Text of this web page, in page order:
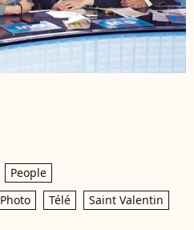
People
Photo Télé Saint Valentin